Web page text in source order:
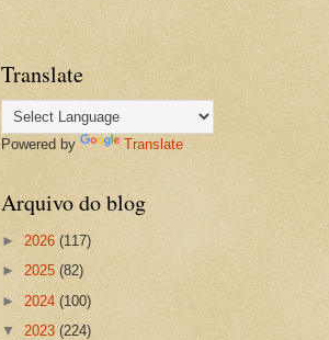
Translate
Powered by Translate
Arquivo do blog
► 2026 (117)
► 2025 (82)
► 2024 (100)
▼ 2023 (224)